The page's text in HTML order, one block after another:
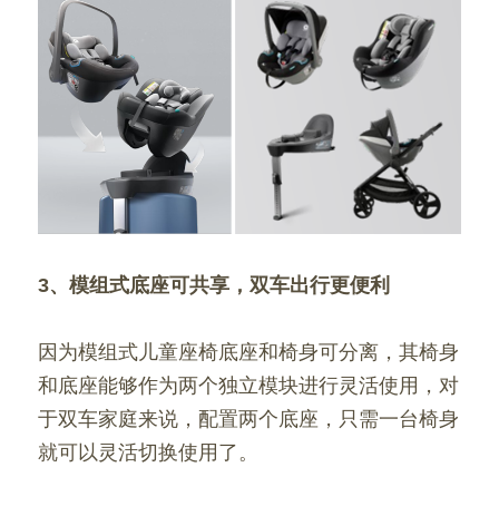
3、模组式底座可共享，双车出行更便利
因为模组式儿童座椅底座和椅身可分离，其椅身
和底座能够作为两个独立模块进行灵活使用，对
于双车家庭来说，配置两个底座，只需一台椅身
就可以灵活切换使用了。